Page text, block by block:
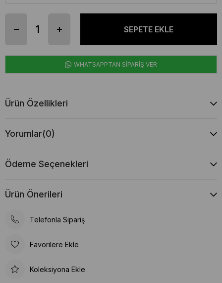
WHATSAPPTAN SİPARİŞ VER
Ürün Özellikleri
Yorumlar(0)
Ödeme Seçenekleri
Ürün Önerileri
Telefonla Sipariş
Favorilere Ekle
Koleksiyona Ekle